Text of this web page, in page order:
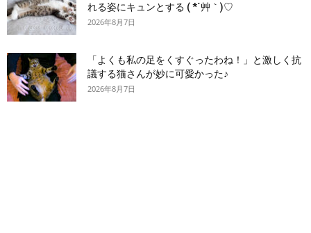
れる姿にキュンとする ( *´艸｀)♡
2026年8月7日
「よくも私の足をくすぐったわね！」と激しく抗
議する猫さんが妙に可愛かった♪
2026年8月7日